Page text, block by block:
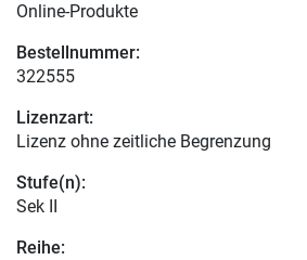
Online-Produkte
Bestellnummer:
322555
Lizenzart:
Lizenz ohne zeitliche Begrenzung
Stufe(n):
Sek II
Reihe: